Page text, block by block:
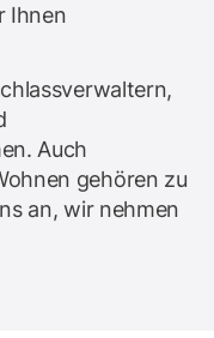
Ihnen
Auch
gehören zu
an, wir nehmen